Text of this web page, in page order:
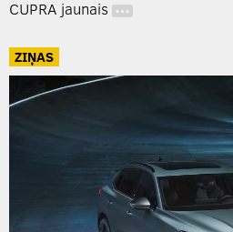
CUPRA jaunais …
ZIŅAS